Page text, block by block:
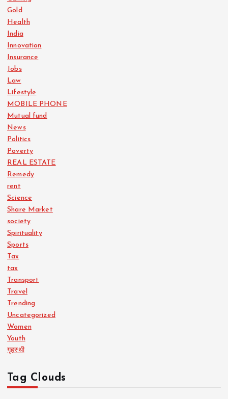
Gold
Health
India
Innovation
Insurance
Jobs
Law
Lifestyle
MOBILE PHONE
Mutual fund
News
Politics
Poverty
REAL ESTATE
Remedy
rent
Science
Share Market
society
Spirituality
Sports
Tax
tax
Transport
Travel
Trending
Uncategorized
Women
Youth
गृहस्थी
Tag Clouds